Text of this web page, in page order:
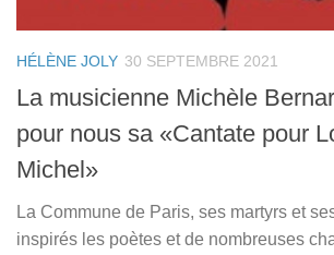
HÉLÈNE JOLY 30 SEPTEMBRE 2021
La musicienne Michèle
pour nous sa «Cantate pour
Michel»
La Commune de Paris, ses martyrs et
inspirés les poètes et de nombreuses